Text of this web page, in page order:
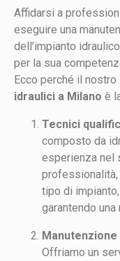
Affidarsi a
eseguire una
dell’impianto
per la sua
Ecco perché il
idraulici a Milano è
Tecnici
composto da
esperienza nel
tipo di
garantendo una
Offriamo un